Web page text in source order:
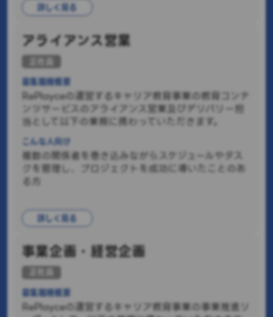
詳しく見る
アライアンス営業
正社員
募集職種概要
RePlayceの運営するキャリア教育事業の教育コンテ
ンツサービスのアライアンス営業及びデリバリー担
当として以下の業務に携わっていただきます。
こんな人向け
複数の関係者を巻き込みながらスケジュールやタス
クを管理し、プロジェクトを成功に導いたことのあ
る方
詳しく見る
事業企画・経営企画
募集職種概要
RePlayceの運営するキャリア教育事業の事業推進リ